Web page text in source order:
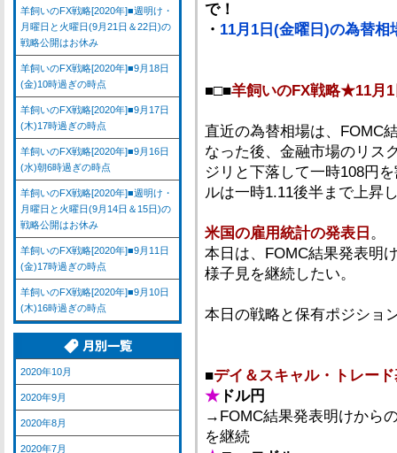
で！
・ 11月1日(金曜日)の為替
■□■羊飼いのFX戦略★11月
直近の為替相場は、FOMC
なった後、金融市場のリス
ジリと下落して一時108円
ルは一時1.11後半まで上昇
米国の雇用統計の発表日 。
本日は、FOMC結果発表明
様子見を継続したい。
本日の戦略と保有ポジショ
■デイ＆スキャル・トレー
★ ドル円
→FOMC結果発表明けから
を継続
羊飼いのFX戦略[2020年]■週明け・
月曜日と火曜日(9月21日＆22日)の
戦略公開はお休み
羊飼いのFX戦略[2020年]■9月18日
(金)10時過ぎの時点
羊飼いのFX戦略[2020年]■9月17日
(木)17時過ぎの時点
羊飼いのFX戦略[2020年]■9月16日
(水)朝6時過ぎの時点
羊飼いのFX戦略[2020年]■週明け・
月曜日と火曜日(9月14日＆15日)の
戦略公開はお休み
羊飼いのFX戦略[2020年]■9月11日
(金)17時過ぎの時点
羊飼いのFX戦略[2020年]■9月10日
(木)16時過ぎの時点
2020年10月
2020年9月
2020年8月
2020年7月